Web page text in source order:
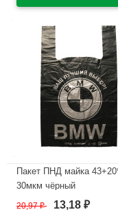
Пакет ПНД майка
30мкм чёрный
WWW/World(Ст.50/500)
20,97₽ 13,18 ₽